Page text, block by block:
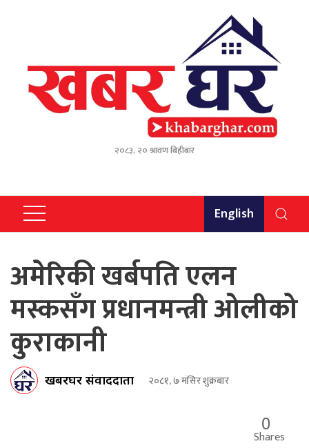
२०८३, २० श्रावण बिहीबार
English
अमेरिकी खर्बपति एलन
मस्कसँग प्रधानमन्त्री ओलीको
कुराकानी
खबरघर संवाददाता २०८१, ७ मंसिर शुक्रबार
0
Shares